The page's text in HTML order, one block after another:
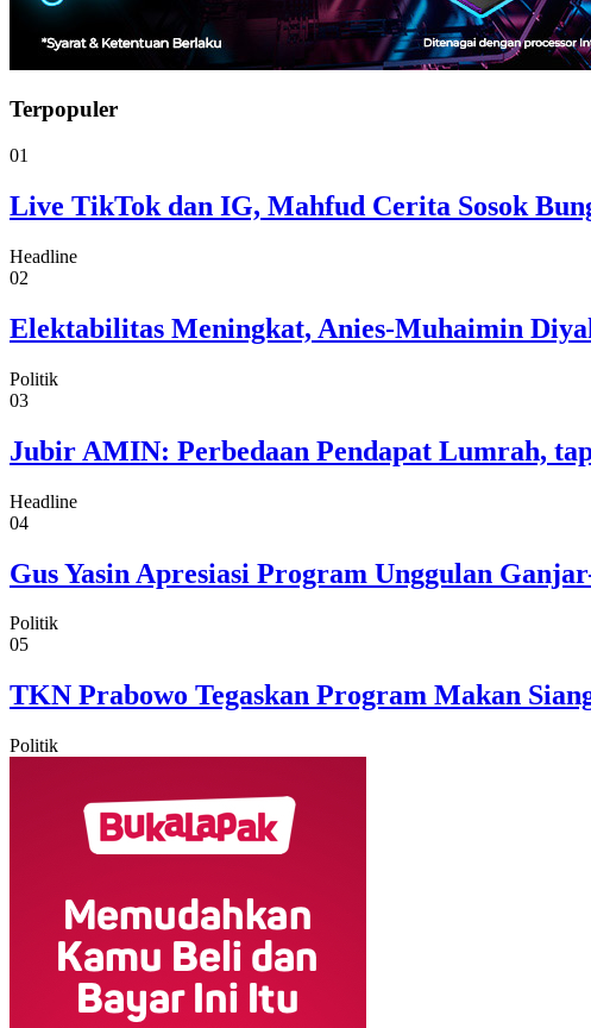
Terpopuler
01
Live TikTok dan IG, Mahfud Cerita Sosok
Headline
02
Elektabilitas Meningkat, Anies-Muhaimin
Politik
03
Jubir AMIN: Perbedaan Pendapat Lumrah,
Headline
04
Gus Yasin Apresiasi Program Unggulan
Politik
05
TKN Prabowo Tegaskan Program Makan
Politik